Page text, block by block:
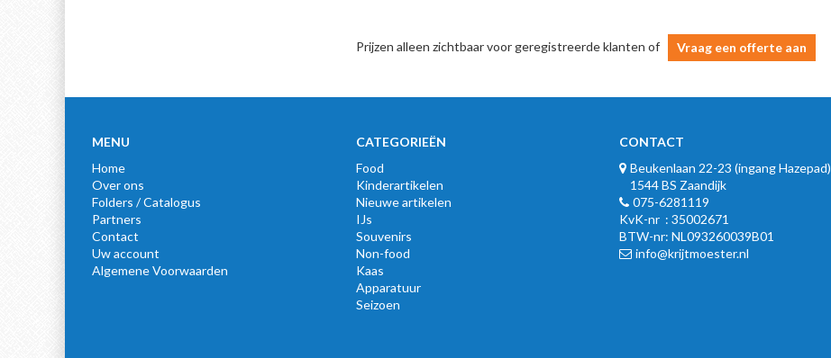
Prijzen alleen zichtbaar voor geregistreerde klanten of Vraag een offerte aan
MENU
Home
Over ons
Folders / Catalogus
Partners
Contact
Uw account
Algemene Voorwaarden
CATEGORIEËN
Food
Kinderartikelen
Nieuwe artikelen
IJs
Souvenirs
Non-food
Kaas
Apparatuur
Seizoen
CONTACT
Beukenlaan 22-23 (ingang Hazepad)
1544 BS Zaandijk
075-6281119
KvK-nr : 35002671
BTW-nr: NL093260039B01
info@krijtmoester.nl